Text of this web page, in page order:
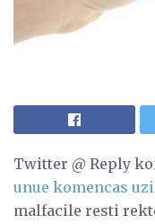
Twitter @ Reply
unue komencas
malfacile resti